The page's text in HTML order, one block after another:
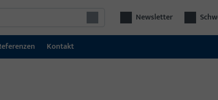
Newsletter
Kontakt